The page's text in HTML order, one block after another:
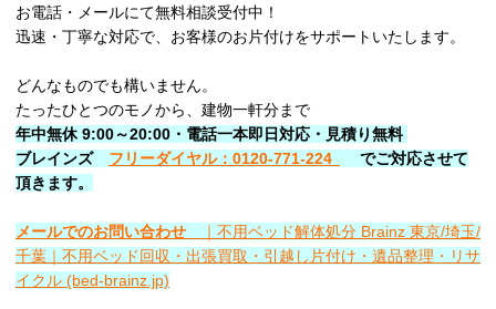
お電話・メールにて無料相談受付中！
迅速・丁寧な対応で、お客様のお片付けをサポートいたします。
どんなものでも構いません。
たったひとつのモノから、建物一軒分まで
年中無休 9:00～20:00・電話一本即日対応・見積り無料
ブレインズ フリーダイヤル：0120-771-224
でご対応させて
頂きます。
メールでのお問い合わせ
｜不用ベッド解体処分 Brainz 東京/埼玉/
千葉｜不用ベッド回収・出張買取・引越し片付け・遺品整理・リサ
イクル (bed-brainz.jp)